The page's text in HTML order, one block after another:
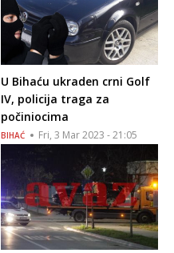
U Bihaću ukraden crni Golf
IV, policija traga za
počiniocima
BIHAĆ Fri, 3 Mar 2023 - 21:05